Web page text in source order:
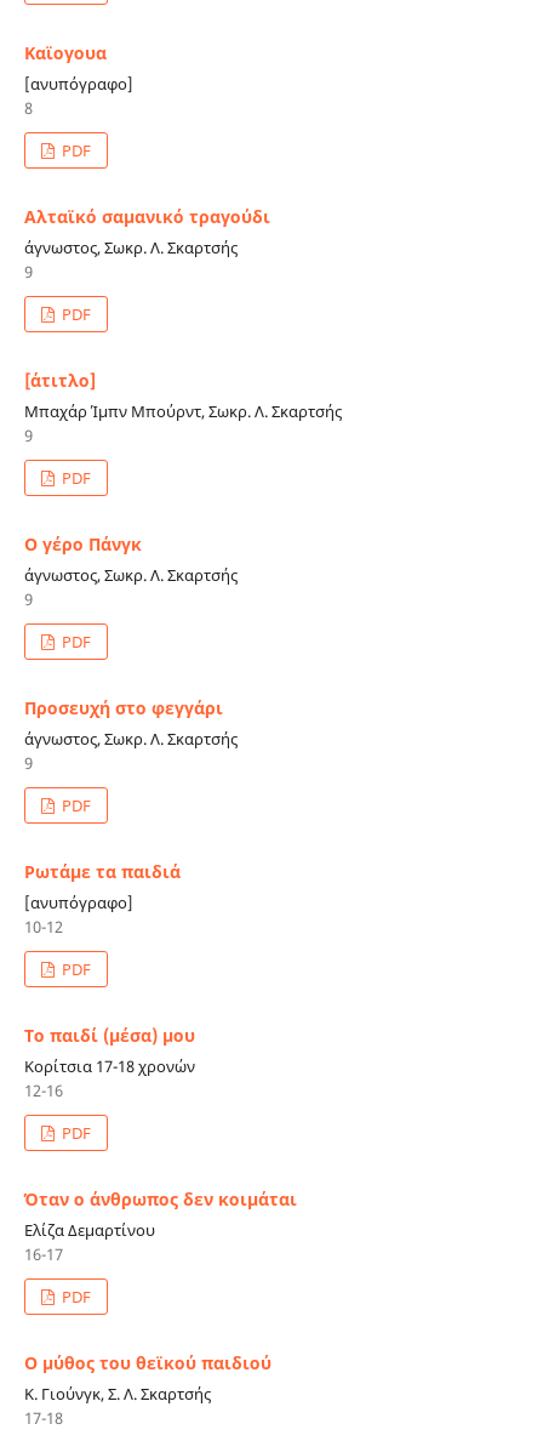
Καϊογουα
[ανυπόγραφο]
8
PDF
Αλταϊκό σαμανικό τραγούδι
άγνωστος, Σωκρ. Λ. Σκαρτσής
9
PDF
[άτιτλο]
Μπαχάρ Ίμπν Μπούρντ, Σωκρ. Λ. Σκαρτσής
9
PDF
Ο γέρο Πάνγκ
άγνωστος, Σωκρ. Λ. Σκαρτσής
9
PDF
Προσευχή στο φεγγάρι
άγνωστος, Σωκρ. Λ. Σκαρτσής
9
PDF
Ρωτάμε τα παιδιά
[ανυπόγραφο]
10-12
PDF
Το παιδί (μέσα) μου
Κορίτσια 17-18 χρονών
12-16
PDF
Όταν ο άνθρωπος δεν κοιμάται
Ελίζα Δεμαρτίνου
16-17
PDF
Ο μύθος του θεϊκού παιδιού
Κ. Γιούνγκ, Σ. Λ. Σκαρτσής
17-18